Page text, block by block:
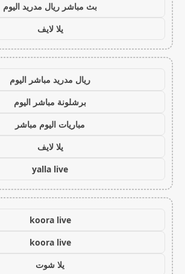
بث مباشر ريال مدريد اليوم
يلا لايف
ريال مدريد مباشر اليوم
برشلونة مباشر اليوم
مباريات اليوم مباشر
يلا لايف
yalla live
koora live
koora live
يلا شوت